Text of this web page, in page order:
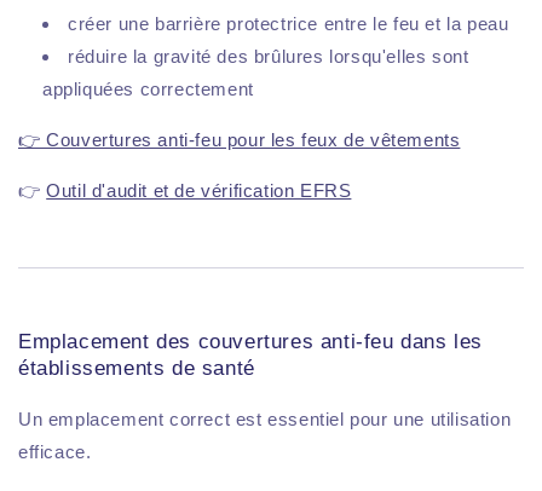
créer une barrière protectrice entre le feu et la peau
réduire la gravité des brûlures lorsqu'elles sont
appliquées correctement
👉 Couvertures anti-feu pour les feux de vêtements
👉Outil d'audit et de vérification EFRS
Emplacement des couvertures anti-feu dans les
établissements de santé
Un emplacement correct est essentiel pour une utilisation
efficace.